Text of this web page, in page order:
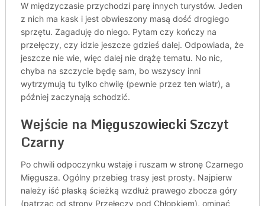
W międzyczasie przychodzi parę innych turystów. Jeden
z nich ma kask i jest obwieszony masą dość drogiego
sprzętu. Zagaduję do niego. Pytam czy kończy na
przełęczy, czy idzie jeszcze gdzieś dalej. Odpowiada, że
jeszcze nie wie, więc dalej nie drążę tematu. No nic,
chyba na szczycie będę sam, bo wszyscy inni
wytrzymują tu tylko chwilę (pewnie przez ten wiatr), a
później zaczynają schodzić.
Wejście na Mięguszowiecki Szczyt
Czarny
Po chwili odpoczynku wstaję i ruszam w stronę Czarnego
Mięgusza. Ogólny przebieg trasy jest prosty. Najpierw
należy iść płaską ścieżką wzdłuż prawego zbocza góry
(patrząc od strony Przełęczy pod Chłopkiem), ominąć